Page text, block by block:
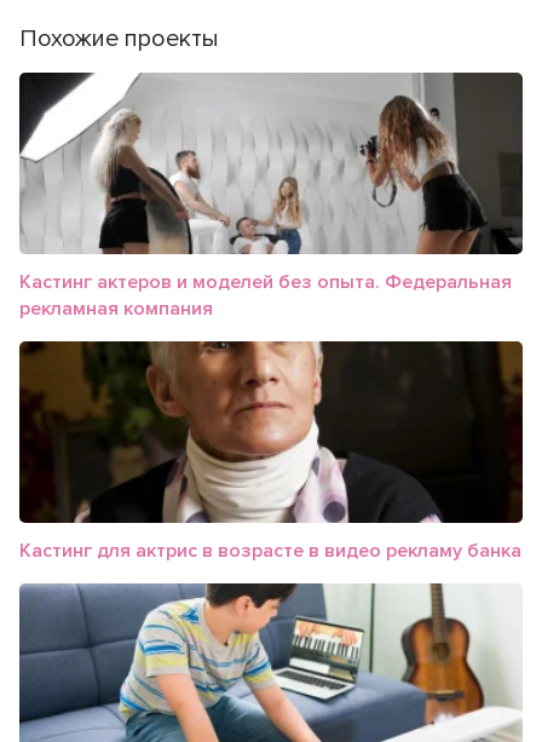
Похожие проекты
Кастинг актеров и моделей без опыта. Федеральная
рекламная компания
Кастинг для актрис в возрасте в видео рекламу банка